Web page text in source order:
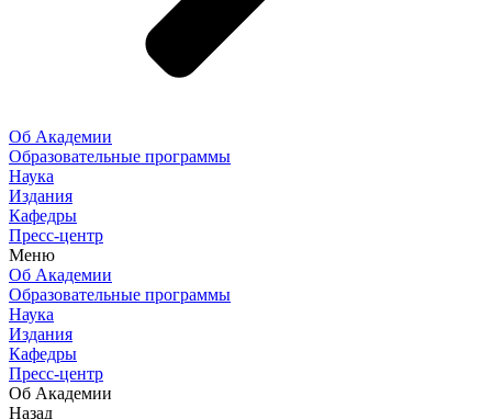
Об Академии
Образовательные программы
Наука
Издания
Кафедры
Пресс-центр
Меню
Об Академии
Образовательные программы
Наука
Издания
Кафедры
Пресс-центр
Об Академии
Назад